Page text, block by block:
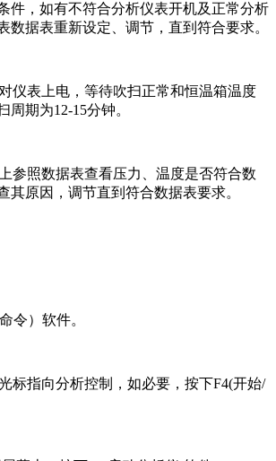
件，如有不符合分析仪表开机及正常分析
数据表重新设定、调节，直到符合要求。
仪表上电，等待吹扫正常和恒温箱温度
期为12-15分钟。
参照数据表查看压力、温度是否符合数
其原因，调节直到符合数据表要求。
令）软件。
标指向分析控制，如必要，按下F4(开始/